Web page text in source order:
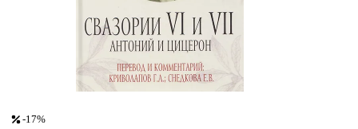
-17%